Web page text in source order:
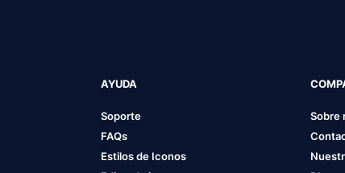
AYUDA
Soporte
FAQs
Estilos de Iconos
Sobre